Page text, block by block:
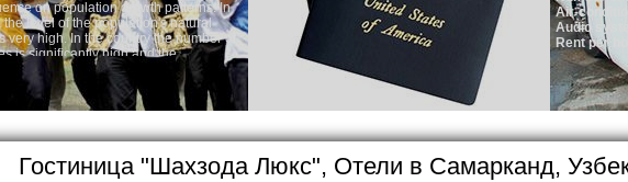
In
of
lowest
the
is
has
Air-conditioner:
Audio system
Rent per hour with driver
: 20$
Гостиница "Шахзода Люкс", Отели в Самарканд,